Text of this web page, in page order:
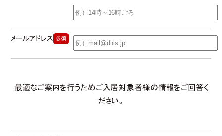
メールアドレス 必須
最適なご案内を行うためご入居対象者様の情報をご回答く
ださい。